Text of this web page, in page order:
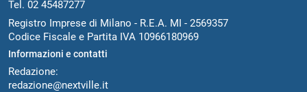
Tel. 02 45487277
Registro Imprese di Milano - R.E.A. MI - 2569357
Codice Fiscale e Partita IVA 10966180969
Informazioni e contatti
Redazione:
redazione@nextville.it